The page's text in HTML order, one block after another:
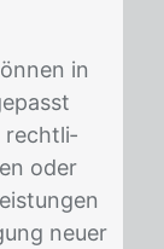
in
recht­li­
oder
neu­er